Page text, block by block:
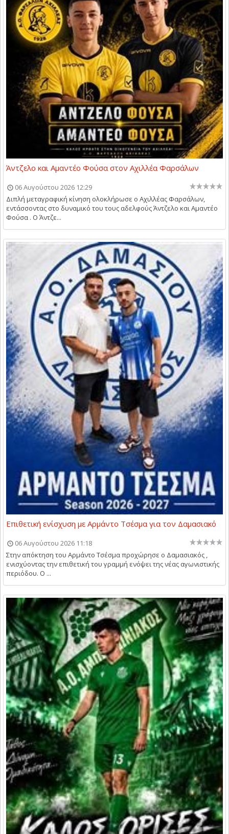
Άντζελο και Αμαντέο Φούσα στον Αχιλλέα Φαρσάλων
06 Αυγούστου 2026 12:29
Διπλή μεταγραφική κίνηση ολοκλήρωσε ο Αχιλλέας Φαρσάλων,
εντάσσοντας στο δυναμικό του τους αδελφούς Άντζελο και Αμαντέο
Φούσα . Ο Άντζε...
Επιθετική ενίσχυση με Αρμάντο Τσέσμα για τον Δαμασιακό
06 Αυγούστου 2026 11:18
Στην απόκτηση του Αρμάντο Τσέσμα προχώρησε ο Δαμασιακός ,
ενισχύοντας την επιθετική του γραμμή ενόψει της νέας αγωνιστικής
περιόδου. Ο ...